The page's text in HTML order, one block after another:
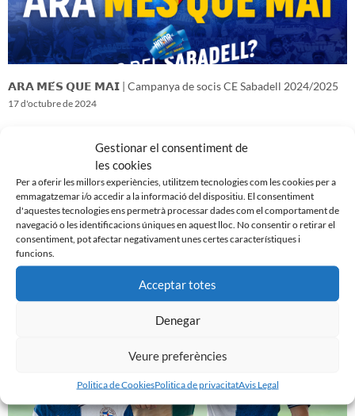
Gestionar el consentiment de
les cookies
Per a oferir les millors experiències, utilitzem tecnologies com les cookies per a
emmagatzemar i/o accedir a la informació del dispositiu. El consentiment
d'aquestes tecnologies ens permetrà processar dades com el comportament de
navegació o les identificacions úniques en aquest lloc. No consentir o retirar el
consentiment, pot afectar negativament unes certes característiques i
funcions.
Acceptar totes
Denegar
Veure preferències
Politica de CookiesPolitica de privacitatAvis Legal
𝗔𝗥𝗔 𝗠𝗘́𝗦 𝗤𝗨𝗘 𝗠𝗔𝗜 | Campanya de socis CE Sabadell 2024/2025
17 d'octubre de 2024
𝑽𝒆𝒏𝒊𝒎 𝒅’𝒖𝒏𝒂 𝒈𝒓𝒂𝒏 𝒃𝒂𝒕𝒂𝒍𝒍𝒂…𝒊 𝒂𝒏𝒆𝒎 𝒂 𝒑𝒆𝒓 𝒍𝒂 𝒔𝒆𝒈𝒖̈𝒆𝒏𝒕